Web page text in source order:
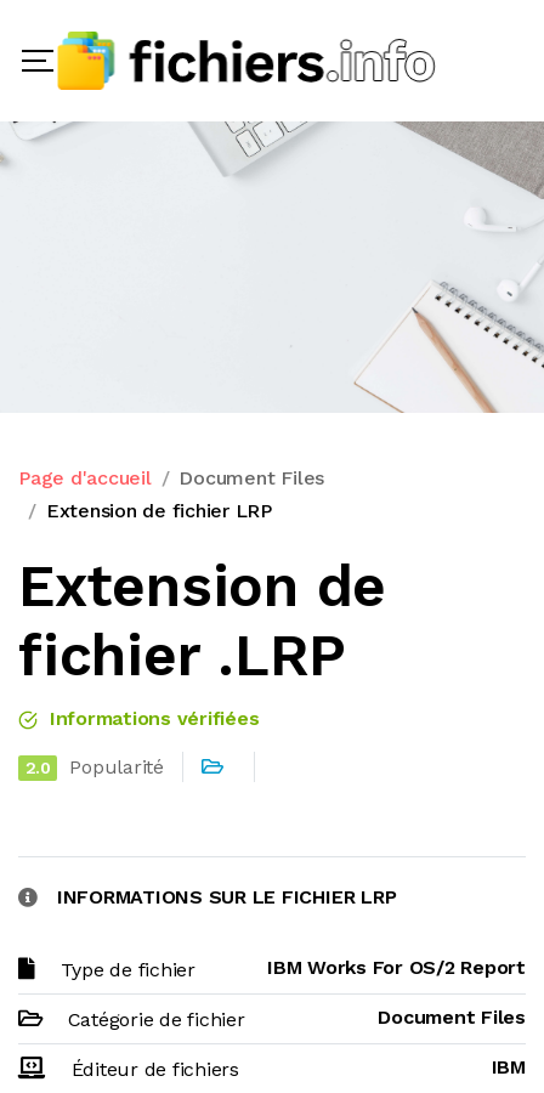
Page d'accueil
Document Files
Extension de fichier LRP
Extension de
fichier .LRP
Informations vérifiées
2.0 Popularité
INFORMATIONS SUR LE FICHIER LRP
Type de fichier IBM Works For OS/2 Report
Catégorie de fichier Document Files
Éditeur de fichiers IBM